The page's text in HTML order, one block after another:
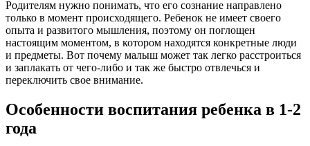
Родителям нужно понимать, что его сознание направлено
только в момент происходящего. Ребенок не имеет своего
опыта и развитого мышления, поэтому он поглощен
настоящим моментом, в котором находятся конкретные люди
и предметы. Вот почему малыш может так легко расстроиться
и заплакать от чего-либо и так же быстро отвлечься и
переключить свое внимание.
Особенности воспитания ребенка в 1-2
года